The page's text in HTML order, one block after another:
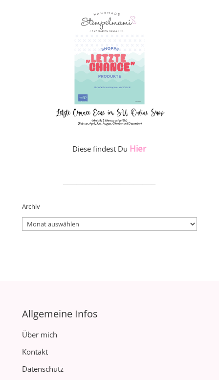
Diese findest Du Hier
Archiv
Archiv
Allgemeine Infos
Über mich
Kontakt
Datenschutz